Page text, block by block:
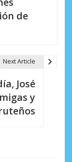
de
Next Article
José
y